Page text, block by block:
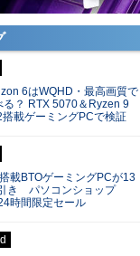
6はWQHD・最高画質で
る？ RTX 5070＆Ryzen 9
載ゲーミングPCで検証
載BTOゲーミングPCが13
き パソコンショップ
時間限定セール